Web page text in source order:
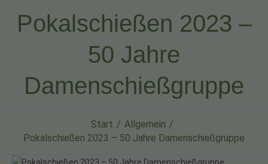
Pokalschießen 2023 –
50 Jahre
Damenschießgruppe
Start
Allgemein
Pokalschießen 2023 – 50 Jahre Damenschießgruppe